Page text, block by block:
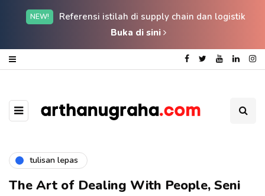
NEW!
Referensi istilah di supply chain dan logistik
Buka di sini
tulisan lepas
The Art of Dealing With People, Seni